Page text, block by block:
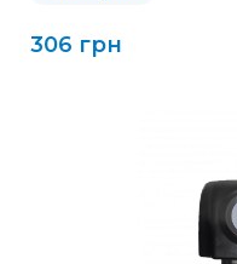
306 грн